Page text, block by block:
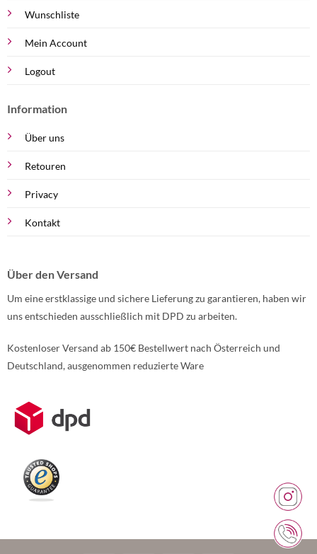
Wunschliste
Mein Account
Logout
Information
Über uns
Retouren
Privacy
Kontakt
Über den Versand
Um eine erstklassige und sichere Lieferung zu garantieren, haben wir
uns entschieden ausschließlich mit DPD zu arbeiten.
Kostenloser Versand ab 150€ Bestellwert nach Österreich und
Deutschland, ausgenommen reduzierte Ware
Weitere Informationen über den gesperrten Inhalt.